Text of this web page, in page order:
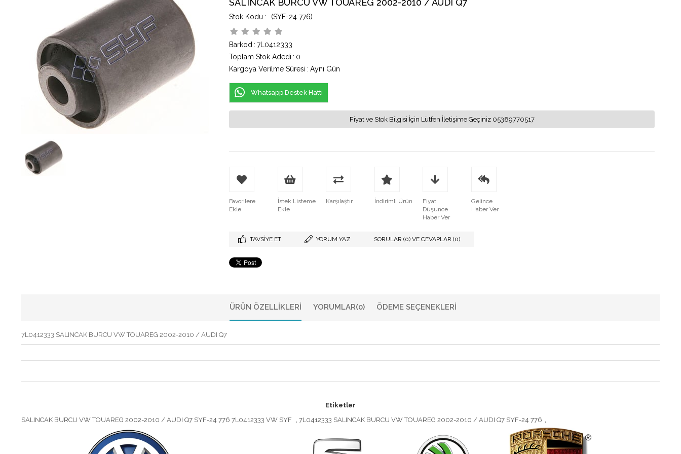
SALINCAK BURCU VW TOUAREG 2002-2010 / AUDI Q7
(SYF-24 776)
Barkod : 7L0412333
Toplam Stok Adedi : 0
Kargoya Verilme Süresi : Aynı Gün
Whatsapp Destek Hattı
Fiyat ve Stok Bilgisi İçin Lütfen İletişime Geçiniz 05389770517
Favorilere
Ekle
İstek Listeme
Ekle
Karşılaştır İndirimli Ürün
Fiyat
Düşünce
Haber Ver
Gelince
Haber Ver
TAVSIYE ET YORUM YAZ SORULAR (0) VE CEVAPLAR (0)
ÜRÜN ÖZELLIKLERI YORUMLAR(0) ÖDEME SEÇENEKLERI
7L0412333 SALINCAK BURCU VW TOUAREG 2002-2010 / AUDI Q7
Etiketler
SALINCAK BURCU VW TOUAREG 2002-2010 / AUDI Q7 SYF-24 776 7L0412333 VW SYF
, 7L0412333 SALINCAK BURCU VW TOUAREG 2002-2010 / AUDI Q7 SYF-24 776 ,